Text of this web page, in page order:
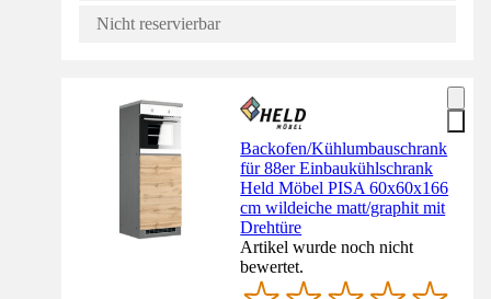
Nicht reservierbar
Backofen/Kühlumbauschrank
für 88er Einbaukühlschrank
Held Möbel PISA 60x60x166
cm wildeiche matt/graphit mit
Drehtüre
Artikel wurde noch nicht
bewertet.